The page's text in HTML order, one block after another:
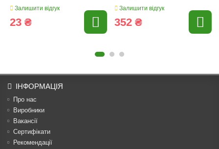
Залишити відгук
23 ₴
Залишити відгук
352 ₴
ІНФОРМАЦІЯ
Про нас
Виробники
Вакансії
Сертифікати
Рекомендації